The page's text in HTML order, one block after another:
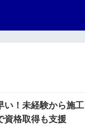
い！未経験から施工
資格取得も支援